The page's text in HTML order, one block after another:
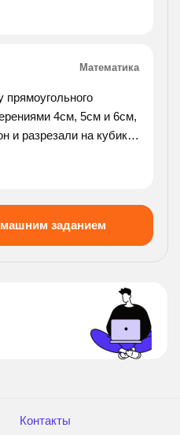
Математика
4см, 5см и 6см,
и разрезали на кубики
2) две грани; 3)
заданием
Контакты